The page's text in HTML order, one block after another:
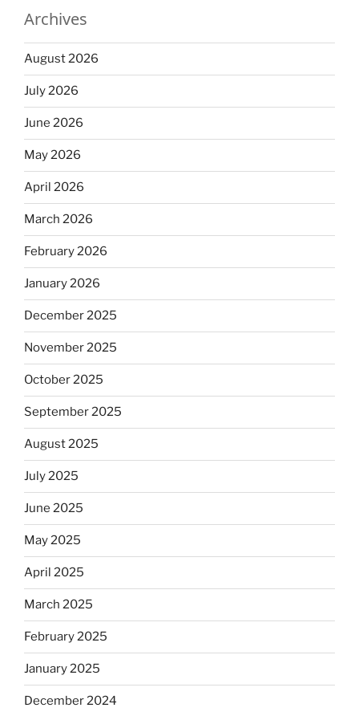
Archives
August 2026
July 2026
June 2026
May 2026
April 2026
March 2026
February 2026
January 2026
December 2025
November 2025
October 2025
September 2025
August 2025
July 2025
June 2025
May 2025
April 2025
March 2025
February 2025
January 2025
December 2024